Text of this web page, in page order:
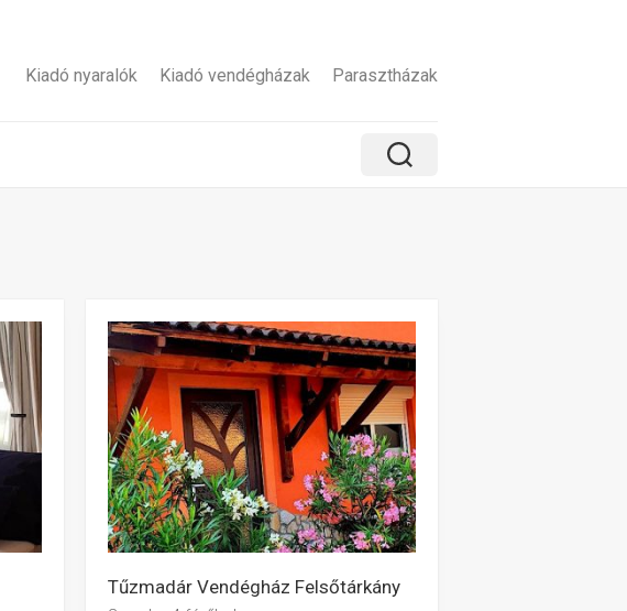
Kiadó nyaralók Kiadó vendégházak Parasztházak
Tűzmadár Vendégház Felsőtárkány